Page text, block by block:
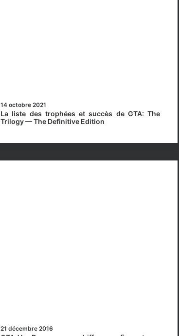
14 octobre 2021
La liste des trophées et succès de GTA: The
Trilogy — The Definitive Edition
21 décembre 2016